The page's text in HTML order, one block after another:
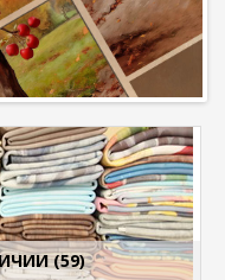
(59)